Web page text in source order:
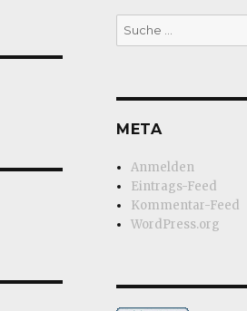
Suche
nach:
META
Anmelden
Eintrags-Feed
Kommentar-Feed
WordPress.org